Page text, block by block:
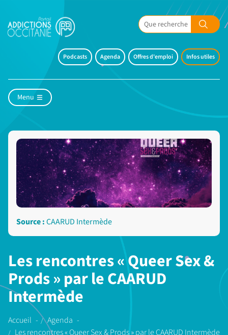
Podcasts Agenda Offres d'emploi Infos utiles
Menu
Les rencontres « Queer Sex &
Prods » par le CAARUD
Intermède
Accueil
Agenda
Les rencontres « Queer Sex & Prods » par le CAARUD Intermède
Source :CAARUD Intermède